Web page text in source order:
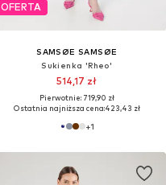
OFERTA
SAMSØE SAMSØE
Sukienka 'Rheo'
514,17 zł
Pierwotnie: 719,90 zł
Ostatnia najniższa cena:423,43 zł
+1